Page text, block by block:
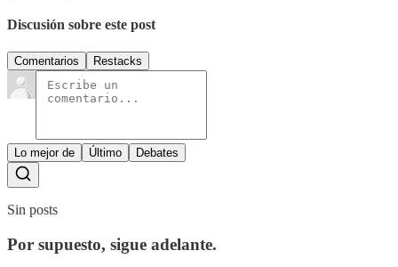
Discusión sobre este post
Comentarios Restacks
Lo mejor de Último Debates
Sin posts
Por supuesto, sigue adelante.